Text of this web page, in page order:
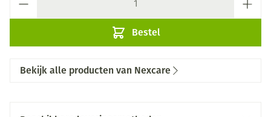
Bestel
Bekijk alle producten van Nexcare